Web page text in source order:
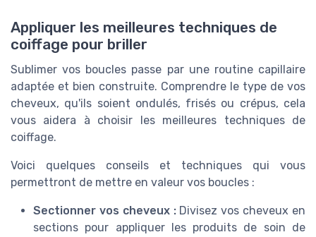
Appliquer les meilleures techniques de
coiffage pour briller
Sublimer vos boucles passe par une routine capillaire
adaptée et bien construite. Comprendre le type de vos
cheveux, qu'ils soient ondulés, frisés ou crépus, cela
vous aidera à choisir les meilleures techniques de
coiffage.
Voici quelques conseils et techniques qui vous
permettront de mettre en valeur vos boucles :
Sectionner vos cheveux :Divisez vos cheveux en
sections pour appliquer les produits de soin de